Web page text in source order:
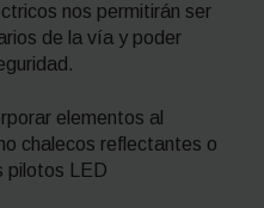
nos permitirán ser
de la vía y poder
elementos al
chalecos reflectantes o
pilotos LED